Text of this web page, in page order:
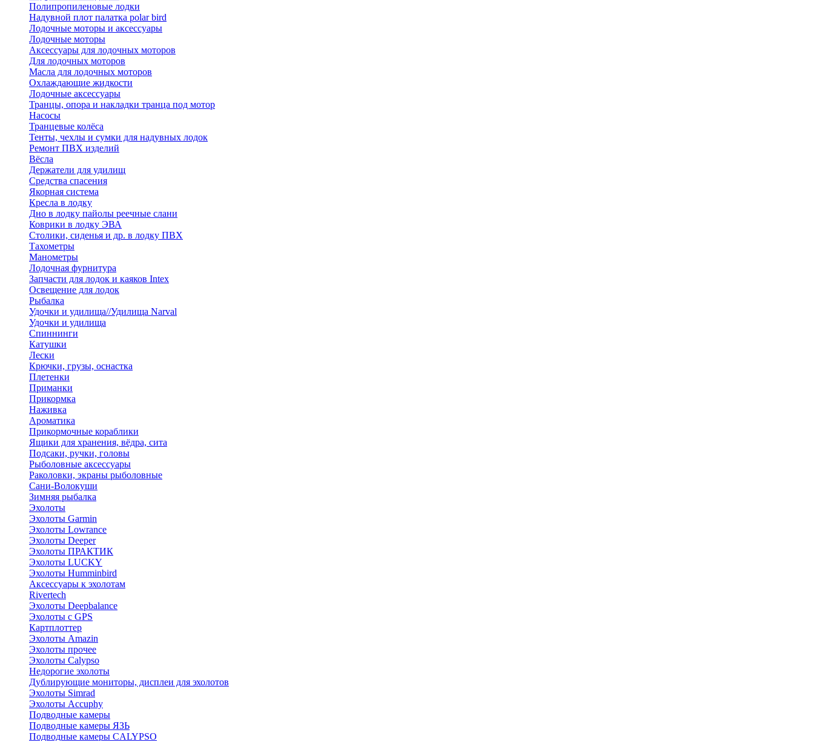
Полипропиленовые лодки
Надувной плот палатка polar bird
Лодочные моторы и аксессуары
Лодочные моторы
Аксессуары для лодочных моторов
Для лодочных моторов
Масла для лодочных моторов
Охлаждающие жидкости
Лодочные аксессуары
Транцы, опора и накладки транца под мотор
Насосы
Транцевые колёса
Тенты, чехлы и сумки для надувных лодок
Ремонт ПВХ изделий
Вёсла
Держатели для удилищ
Средства спасения
Якорная система
Кресла в лодку
Дно в лодку пайолы реечные слани
Коврики в лодку ЭВА
Столики, сиденья и др. в лодку ПВХ
Тахометры
Манометры
Лодочная фурнитура
Запчасти для лодок и каяков Intex
Освещение для лодок
Рыбалка
Удочки и удилища//Удилища Narval
Удочки и удилища
Спиннинги
Катушки
Лески
Крючки, грузы, оснастка
Плетенки
Приманки
Прикормка
Наживка
Ароматика
Прикормочные кораблики
Ящики для хранения, вёдра, сита
Подсаки, ручки, головы
Рыболовные аксессуары
Раколовки, экраны рыболовные
Сани-Волокуши
Зимняя рыбалка
Эхолоты
Эхолоты Garmin
Эхолоты Lowrance
Эхолоты Deeper
Эхолоты ПРАКТИК
Эхолоты LUCKY
Эхолоты Humminbird
Аксессуары к эхолотам
Rivertech
Эхолоты Deepbalance
Эхолоты с GPS
Картплоттер
Эхолоты Amazin
Эхолоты прочее
Эхолоты Calypso
Недорогие эхолоты
Дублирующие мониторы, дисплеи для эхолотов
Эхолоты Simrad
Эхолоты Accuphy
Подводные камеры
Подводные камеры ЯЗЬ
Подводные камеры CALYPSO